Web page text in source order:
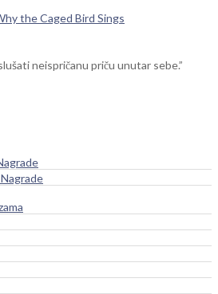
the Caged Bird Sings
neispričanu priču unutar sebe.”